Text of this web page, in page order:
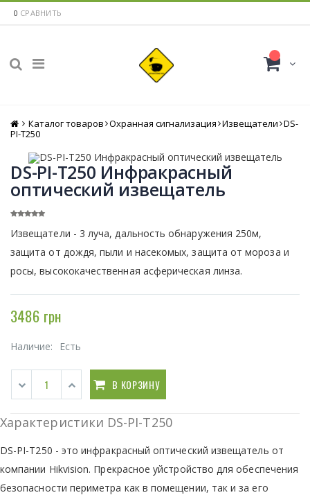
0 СРАВНИТЬ
Главная
Каталог товаров Охранная сигнализация Извещатели DS-
PI-T250
DS-PI-T250 Инфракрасный
оптический извещатель
Извещатели - 3 луча, дальность обнаружения 250м,
защита от дождя, пыли и насекомых, защита от мороза и
росы, высококачественная асферическая линза.
3486 грн
Наличие: Есть
В КОРЗИНУ
Характеристики DS-PI-T250
DS-PI-T250 - это инфракрасный оптический извещатель от
компании Hikvision. Прекрасное уйстройство для обеспечения
безопасности периметра как в помещении, так и за его